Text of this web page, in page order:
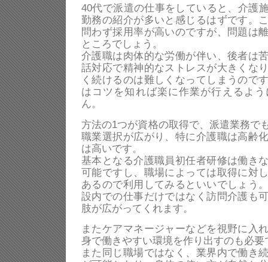
40代で派遣の仕事をしていると、介護
勤務の紹介が多いと感じるはずです。
問わず採用率が高いのですが、問題は
ところでしょう。
介護職は肉体的な労働が伴い、後者は
話対応で精神的なストレスが大きくな
く続けるのは難しくなってしまうので
はコツを知れば楽に作業が行えるよ
ん。
方法の1つが資格の取得で、派遣業務で
職業選択が広がり、特に介護職は高齢
は高いです。
基本となる介護職員初任者研修は働き
可能ですし、職場によっては取得に対
あるので利用してみるといいでしょう
設内での仕事だけではなく訪問介護も
肢が広がってくれます。
またケアマネージャーなどを視野に入
身で働きやすい環境を作り出すのも必要
また同じ職場ではなく、業界内で働き